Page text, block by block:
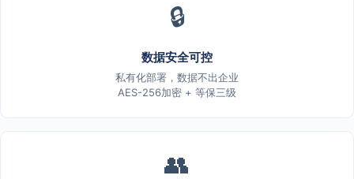
🔒
数据安全可控
私有化部署，数据不出企业
AES-256加密 + 等保三级
👥